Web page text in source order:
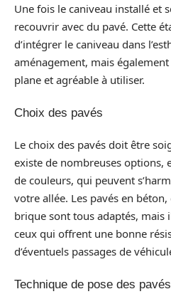
Une fois le caniveau installé et
recouvrir avec du pavé. Cette
d’intégrer le caniveau dans
aménagement, mais également
plane et agréable à utiliser.
Choix des pavés
Le choix des pavés doit être
existe de nombreuses options,
de couleurs, qui peuvent
votre allée. Les pavés en
brique sont tous adaptés, mais
ceux qui offrent une bonne
d’éventuels passages de
Technique de pose des pavés